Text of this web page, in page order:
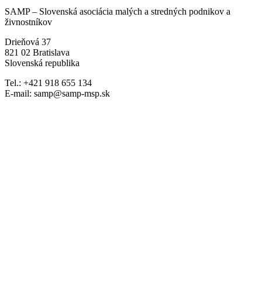
SAMP – Slovenská asociácia malých a stredných podnikov a
živnostníkov
Drieňová 37
821 02 Bratislava
Slovenská republika
Tel.: +421 918 655 134
E-mail: samp@samp-msp.sk